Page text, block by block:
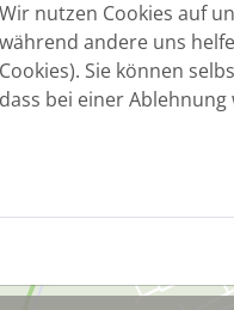
Wir nutzen Cookies auf
während andere uns
Cookies). Sie können
dass bei einer